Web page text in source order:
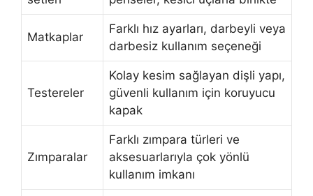
Matkaplar
Farklı hız ayarları, darbeyli veya
darbesiz kullanım seçeneği
Testereler
Kolay kesim sağlayan dişli yapı,
güvenli kullanım için koruyucu
kapak
Zımparalar
Farklı zımpara türleri ve
aksesuarlarıyla çok yönlü
kullanım imkanı